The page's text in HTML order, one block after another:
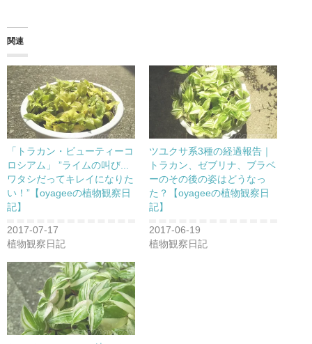
t
e
r
で
共
有
(
新
し
い
ウ
ィ
ン
ド
ウ
で
開
)
有
す
る
に
は
ク
リ
ッ
ク
し
て
く
だ
さ
い
新
ン
ド
で
開
き
ま
す
)
l
e
+
で
共
有
(
新
し
い
ウ
ィ
ン
ド
ウ
で
開
関連
「トラカン・ビューティーコ
ロシアム」 ”ライムの叫び...
ワタシだってキレイになりた
い！”【oyageeの植物観察日
記】
2017-07-17
植物観察日記
ツユクサ系3種の経過報告｜
トラカン、ゼブリナ、ブラベ
ーのその後の姿はどうなっ
た？【oyageeの植物観察日
記】
2017-06-19
植物観察日記